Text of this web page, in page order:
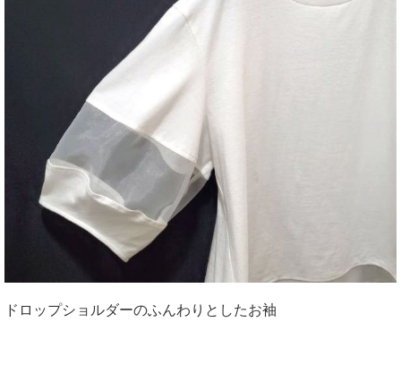
ドロップショルダーのふんわりとしたお袖